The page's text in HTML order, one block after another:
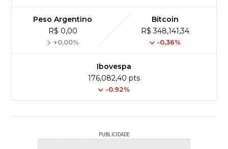
Peso Argentino
R$ 0,00
+0,00%
Bitcoin
R$ 348,141,34
-0,36%
Ibovespa
176,082,40 pts
-0.92%
PUBLICIDADE